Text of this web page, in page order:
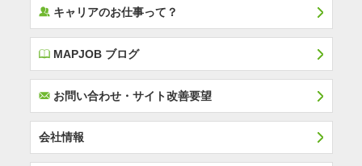
‰キャリアのお仕事って？
EMAPJOB ブログ
Fお問い合わせ・サイト改善要望
会社情報